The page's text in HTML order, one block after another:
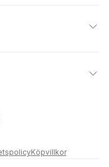
Köpvillkor